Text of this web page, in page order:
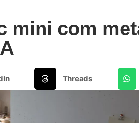
mini com
Threads